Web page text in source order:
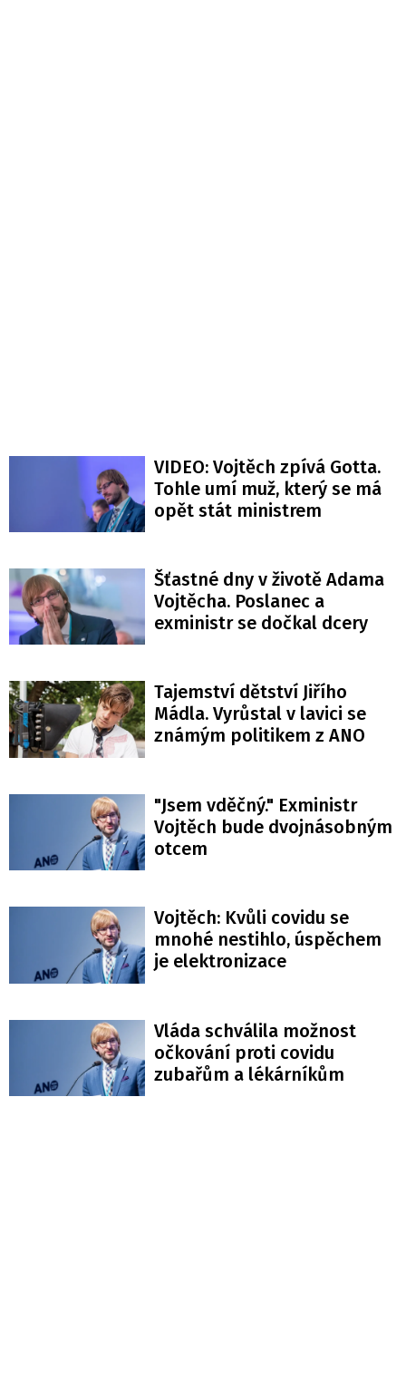
VIDEO: Vojtěch zpívá Gotta.
Tohle umí muž, který se má
opět stát ministrem
Šťastné dny v životě Adama
Vojtěcha. Poslanec a
exministr se dočkal dcery
Tajemství dětství Jiřího
Mádla. Vyrůstal v lavici se
známým politikem z ANO
"Jsem vděčný." Exministr
Vojtěch bude dvojnásobným
otcem
Vojtěch: Kvůli covidu se
mnohé nestihlo, úspěchem
je elektronizace
Vláda schválila možnost
očkování proti covidu
zubařům a lékárníkům